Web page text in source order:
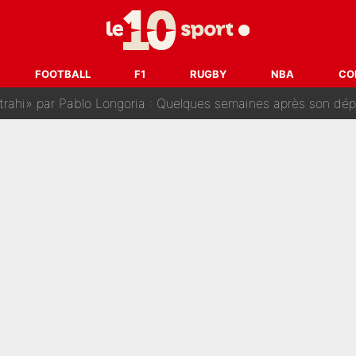
FOOTBALL F1 RUGBY NBA
sur Lucas Chevalier !» : Le débat sur le gardien du PSG vire
: «Ils n’étaient pas proches», les confidences d’un membre de
Pablo Longoria : Quelques semaines après son départ, l'ancien